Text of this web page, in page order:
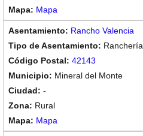
Mapa
Rancho Valencia
Ranchería
42143
Mineral del Monte
-
Rural
Mapa